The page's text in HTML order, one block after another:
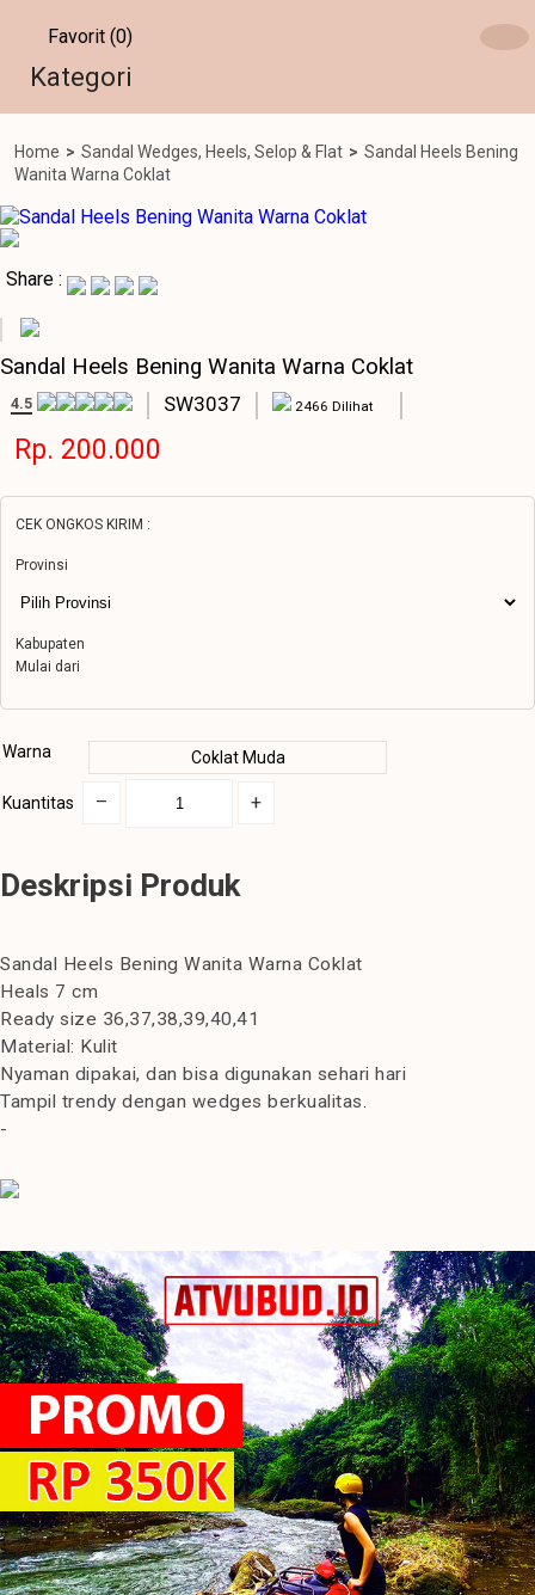
Kategori
Home > Sandal Wedges, Heels, Selop & Flat > Sandal Heels Bening
Wanita Warna Coklat
Share :
Favorit (0)
Sandal Heels Bening Wanita Warna Coklat
4.5 SW3037 2466 Dilihat
Rp. 200.000
CEK ONGKOS KIRIM :
Provinsi
Kabupaten
Mulai dari
Warna Coklat Muda
Kuantitas – +
Deskripsi Produk
Sandal Heels Bening Wanita Warna Coklat
Heals 7 cm
Ready size 36,37,38,39,40,41
Material: Kulit
Nyaman dipakai, dan bisa digunakan sehari hari
Tampil trendy dengan wedges berkualitas.
-